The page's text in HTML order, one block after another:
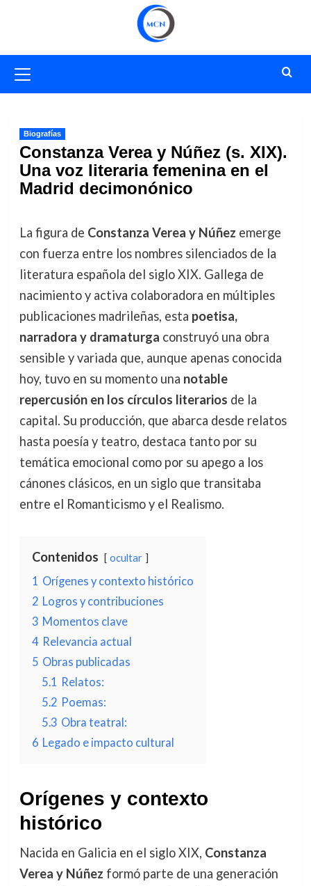
primario
Biografías
Constanza Verea y Núñez (s. XIX).
Una voz literaria femenina en el
Madrid decimonónico
La figura de Constanza Verea y Núñez emerge
con fuerza entre los nombres silenciados de la
literatura española del siglo XIX. Gallega de
nacimiento y activa colaboradora en múltiples
publicaciones madrileñas, esta poetisa,
narradora y dramaturga construyó una obra
sensible y variada que, aunque apenas conocida
hoy, tuvo en su momento una notable
repercusión en los círculos literarios de la
capital. Su producción, que abarca desde relatos
hasta poesía y teatro, destaca tanto por su
temática emocional como por su apego a los
cánones clásicos, en un siglo que transitaba
entre el Romanticismo y el Realismo.
Contenidos ocultar
1 Orígenes y contexto histórico
2 Logros y contribuciones
3 Momentos clave
4 Relevancia actual
5 Obras publicadas
5.1 Relatos:
5.2 Poemas:
5.3 Obra teatral:
6 Legado e impacto cultural
Orígenes y contexto
histórico
Nacida en Galicia en el siglo XIX, Constanza
Verea y Núñez formó parte de una generación